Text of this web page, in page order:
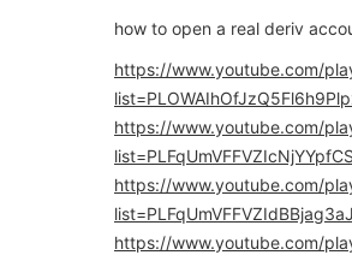
how to open a real deriv
https://www.youtube.com/
https://www.youtube.com/
https://www.youtube.com/
https://www.youtube.com/